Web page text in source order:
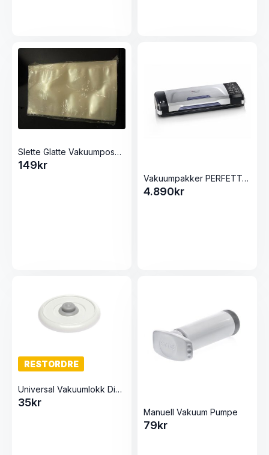
Slette Glatte Vakuumposer 20×30 100stk i pakka
149kr
Vakuumpakker PERFETTA fra Magic Vac
4.890kr
RESTORDRE
Universal Vakuumlokk Diameter: 8.2cm Hvit
35kr
Manuell Vakuum Pumpe
79kr